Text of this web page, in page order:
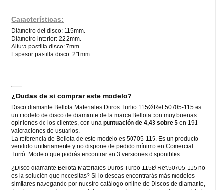
Características:
Diámetro del disco: 115mm.
Diámetro interior: 22'2mm.
Altura pastilla disco: 7mm.
Espesor pastilla disco: 2'1mm.
¿Dudas de si comprar este modelo?
Disco diamante Bellota Materiales Duros Turbo 115Ø Ref.50705-115 es
un modelo de disco de diamante de la marca Bellota con muy buenas
opiniones de los clientes, con unapuntuación de 4,43 sobre 5 en 191
valoraciones de usuarios.
La referencia de Bellota de este modelo es 50705-115. Es un producto
vendido unitariamente y no dispone de pedido mínimo en Comercial
Turró. Modelo que podrás encontrar en 3 versiones disponibles.
¿Disco diamante Bellota Materiales Duros Turbo 115Ø Ref.50705-115 no
es la solución que necesitas? Si lo deseas encontrarás más modelos
similares navegando por nuestro catálogo online de Discos de diamante,